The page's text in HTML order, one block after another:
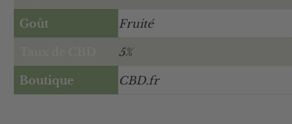
Goût Fruité
5%
Boutique CBD.fr